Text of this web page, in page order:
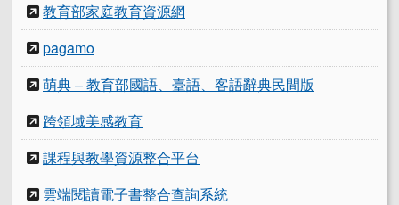
教育部家庭教育資源網
pagamo
萌典 – 教育部國語、臺語、客語辭典民間版
跨領域美感教育
課程與教學資源整合平台
雲端閱讀電子書整合查詢系統